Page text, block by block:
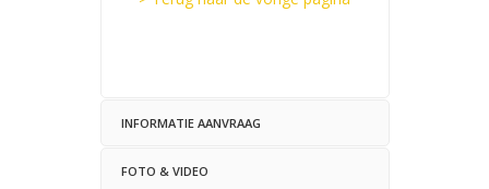
INFORMATIE AANVRAAG
FOTO & VIDEO